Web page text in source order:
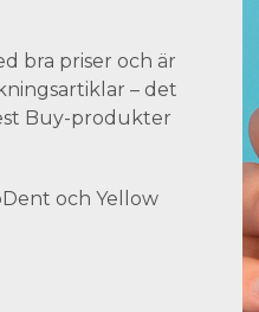
bra priser och är
– det
Buy-produkter
och Yellow